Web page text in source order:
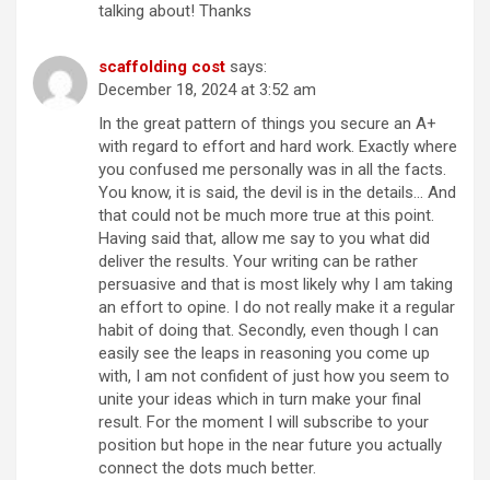
talking about! Thanks
scaffolding cost says:
December 18, 2024 at 3:52 am
In the great pattern of things you secure an A+
with regard to effort and hard work. Exactly where
you confused me personally was in all the facts.
You know, it is said, the devil is in the details… And
that could not be much more true at this point.
Having said that, allow me say to you what did
deliver the results. Your writing can be rather
persuasive and that is most likely why I am taking
an effort to opine. I do not really make it a regular
habit of doing that. Secondly, even though I can
easily see the leaps in reasoning you come up
with, I am not confident of just how you seem to
unite your ideas which in turn make your final
result. For the moment I will subscribe to your
position but hope in the near future you actually
connect the dots much better.